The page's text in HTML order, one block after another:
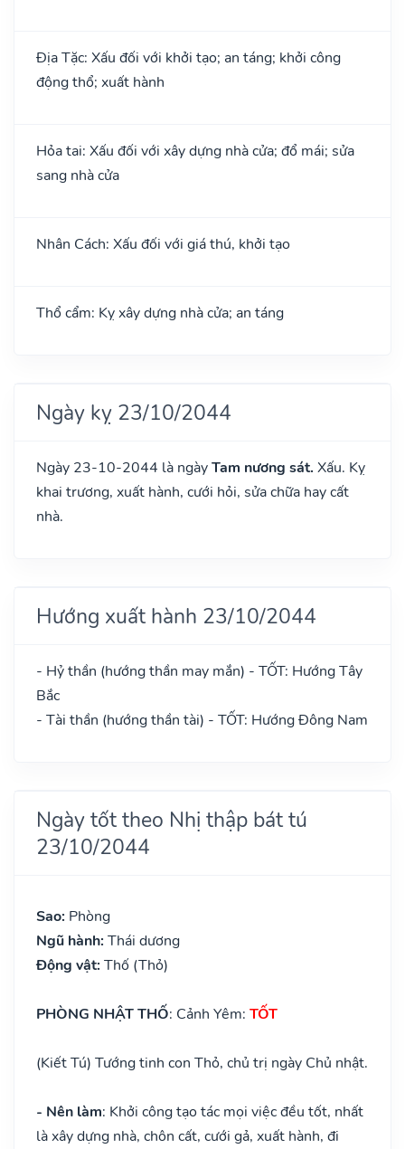
Địa Tặc: Xấu đối với khởi tạo; an táng; khởi công
động thổ; xuất hành
Hỏa tai: Xấu đối với xây dựng nhà cửa; đổ mái; sửa
sang nhà cửa
Nhân Cách: Xấu đối với giá thú, khởi tạo
Thổ cẩm: Kỵ xây dựng nhà cửa; an táng
Ngày kỵ 23/10/2044
Ngày 23-10-2044 là ngàyTam nương sát. Xấu. Kỵ
khai trương, xuất hành, cưới hỏi, sửa chữa hay cất
nhà.
Hướng xuất hành 23/10/2044
- Hỷ thần (hướng thần may mắn) - TỐT: Hướng Tây
Bắc
- Tài thần (hướng thần tài) - TỐT: Hướng Đông Nam
Ngày tốt theo Nhị thập bát tú
23/10/2044
Sao: Phòng
Ngũ hành: Thái dương
Động vật: Thố (Thỏ)
PHÒNG NHẬT THỐ: Cảnh Yêm: TỐT
(Kiết Tú) Tướng tinh con Thỏ, chủ trị ngày Chủ nhật.
- Nên làm: Khởi công tạo tác mọi việc đều tốt, nhất
là xây dựng nhà, chôn cất, cưới gả, xuất hành, đi